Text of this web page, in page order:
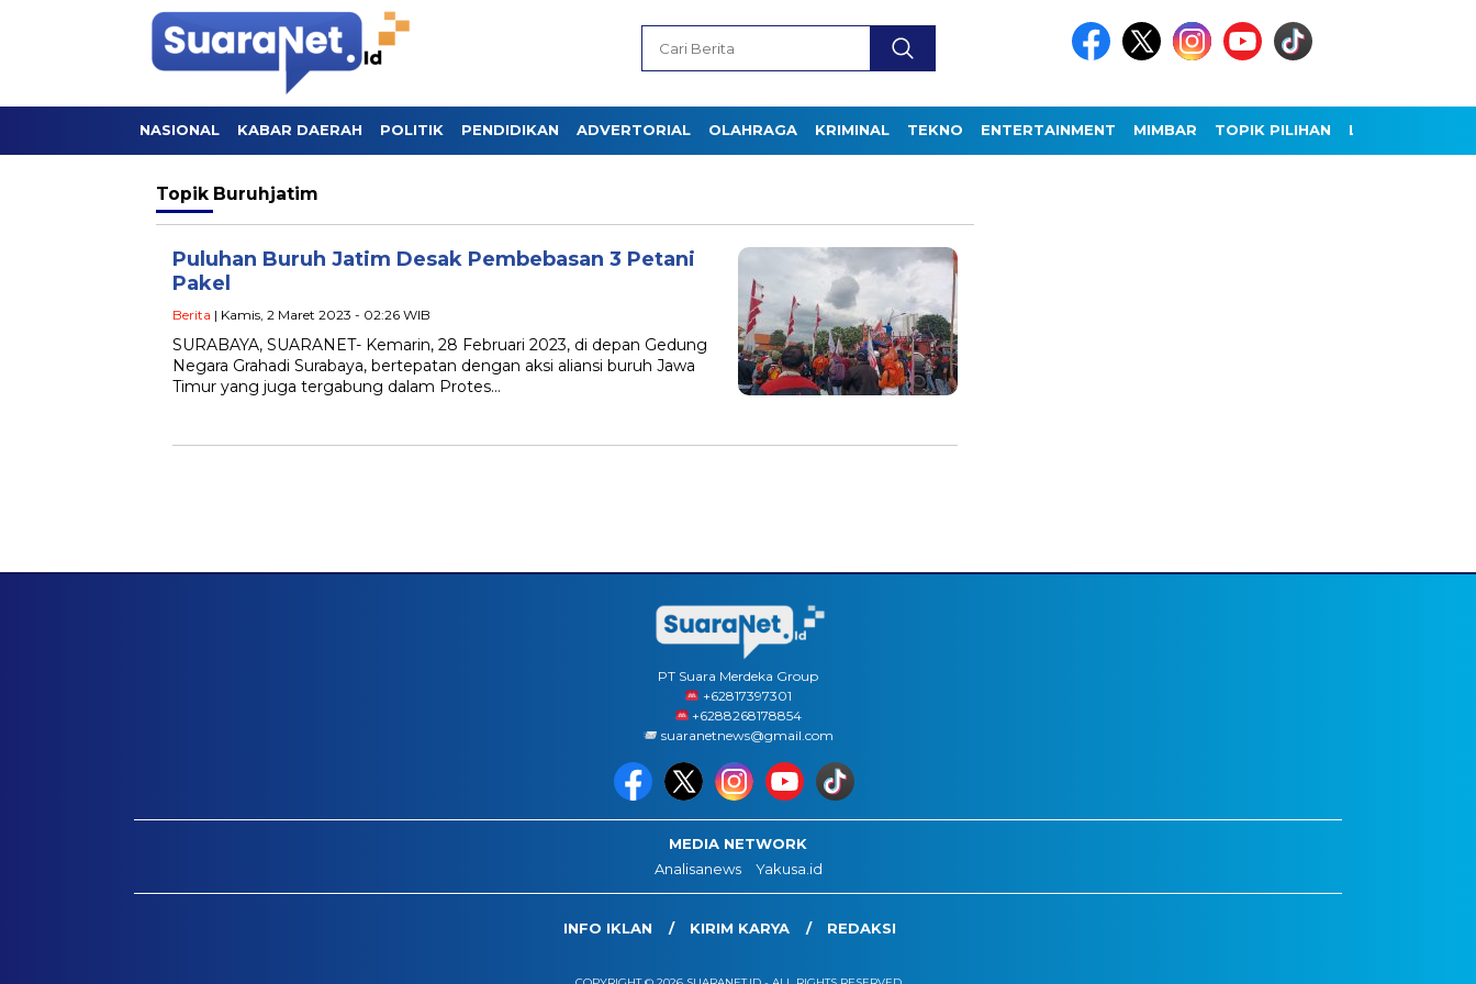
NASIONAL KABAR DAERAH POLITIK PENDIDIKAN ADVERTORIAL OLAHRAGA KRIMINAL TEKNO ENTERTAINMENT MIMBAR TOPIK PILIHAN LAINNYA
Topik Buruhjatim
Puluhan Buruh Jatim Desak Pembebasan 3 Petani
Pakel
Berita | Kamis, 2 Maret 2023 - 02:26 WIB
SURABAYA, SUARANET- Kemarin, 28 Februari 2023, di depan Gedung
Negara Grahadi Surabaya, bertepatan dengan aksi aliansi buruh Jawa
Timur yang juga tergabung dalam Protes…
PT Suara Merdeka Group
‪+62817397301
+6288268178854
suaranetnews@gmail.com
MEDIA NETWORK
Analisanews
Yakusa.id
INFO IKLAN KIRIM KARYA REDAKSI